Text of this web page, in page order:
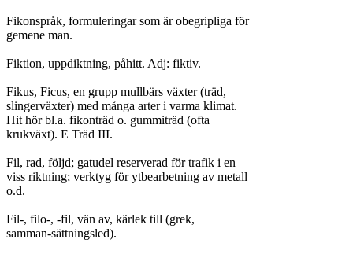
Fikonspråk, formuleringar som är obegripliga för
gemene man.
Fiktion, uppdiktning, påhitt. Adj: fiktiv.
Fikus, Ficus, en grupp mullbärs växter (träd,
slingerväxter) med många arter i varma klimat.
Hit hör bl.a. fikonträd o. gummiträd (ofta
krukväxt). E Träd III.
Fil, rad, följd; gatudel reserverad för trafik i en
viss riktning; verktyg för ytbearbetning av metall
o.d.
Fil-, filo-, -fil, vän av, kärlek till (grek,
samman-sättningsled).